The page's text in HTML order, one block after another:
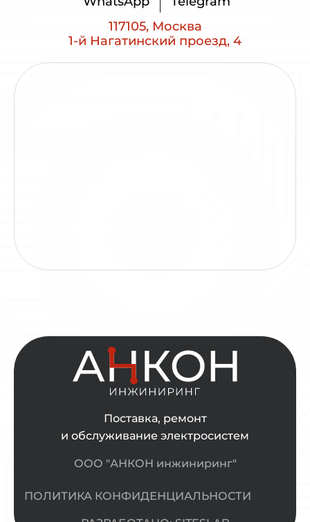
117105, Москва
1-й Нагатинский проезд, 4
Поставка, ремонт
и обслуживание электросистем
ООО "АНКОН инжиниринг"
ПОЛИТИКА КОНФИДЕНЦИАЛЬНОСТИ